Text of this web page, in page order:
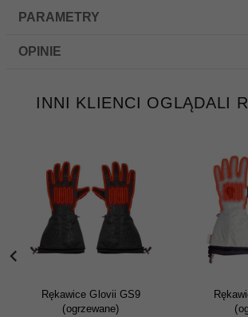
PARAMETRY
OPINIE
INNI KLIENCI OGLĄDALI
Rękawice Glovii GS9
(ogrzewane)